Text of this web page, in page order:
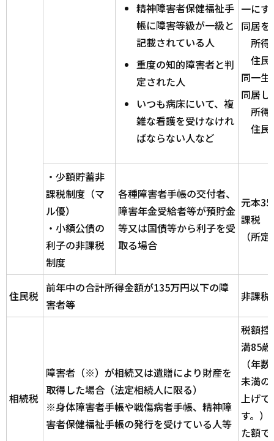
精神障害者保健福祉手
帳に障害等級が一級と
記載されている人
重度の知的障害者と判
定された人
いつも病床にいて、複
雑な看護を受けなけれ
ばならない人など
一にす
同居を
所得
住民
同一生
同居し
所得
住民
・少額貯蓄非
課税制度（マ
ル優）
・小額公債の
利子の非課税
制度
各種障害者手帳の交付者、
障害年金受給者等が預貯金
等又は国債等から利子を受
取る場合
元本
課税
（所
住民税
前年中の合計所得金額が135万円以下の障
害者等
非課税
相続税
障害者（※）が相続又は遺贈により財産を
取得した場合（法定相続人に限る）
※身体障害者手帳や戦傷病者手帳、精神障
害者保健福祉手帳の発行を受けている人等
税額控
満85
（年
未満の
上げて
す。）
た額で